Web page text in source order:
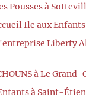
Pousses à
Ile aux Enfants
Liberty
à Le
à Saint-